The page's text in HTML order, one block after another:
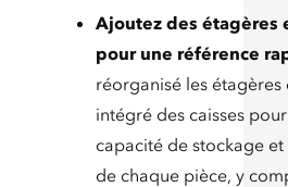
Ajoutez des étagères
pour une référence
réorganisé les
intégré des caisses
capacité de stockage
de chaque pièce, y